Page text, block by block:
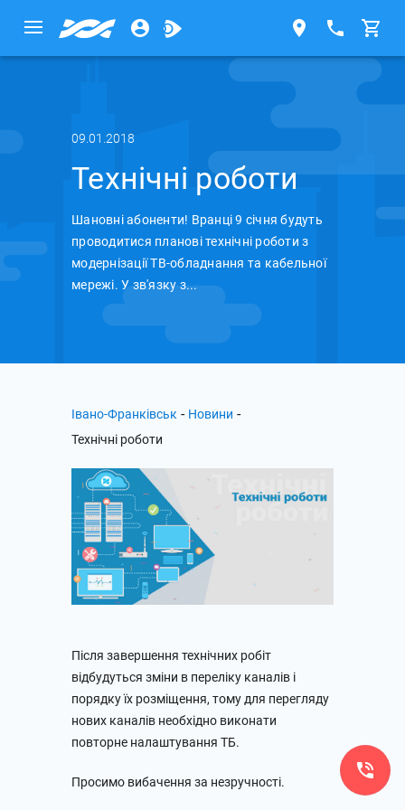
09.01.2018
Технічні роботи
Шановні абоненти! Вранці 9 січня будуть
проводитися планові технічні роботи з
модернізації ТВ-обладнання та кабельної
мережі. У зв'язку з...
Івано-Франківськ - Новини -
Технічні роботи
Після завершення технічних робіт
відбудуться зміни в переліку каналів і
порядку їх розміщення, тому для перегляду
нових каналів необхідно виконати
повторне налаштування ТБ.
Просимо вибачення за незручності.